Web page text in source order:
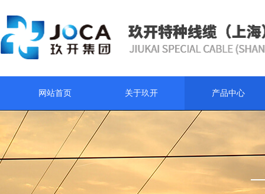
网站首页 关于玖开 产品中心